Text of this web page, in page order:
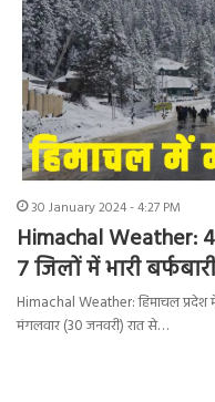
30 January 2024 - 4:27 PM
Himachal Weather:
7 जिलों में भारी
Himachal Weather: हिमाचल
मंगलवार (30 जनवरी) रात से…